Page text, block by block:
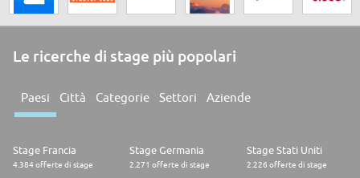
Le ricerche di stage più popolari
Paesi Città Categorie Settori Aziende
Stage Francia
4.384 offerte di stage
Stage Germania
2.271 offerte di stage
Stage Stati Uniti
2.226 offerte di stage